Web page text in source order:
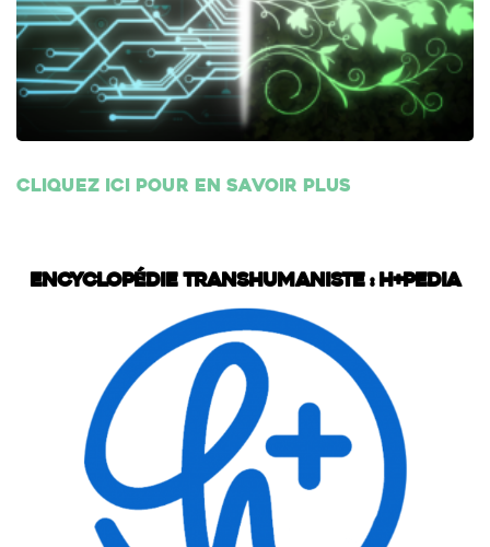
Cliquez ici pour en savoir plus
Encyclopédie transhumaniste : H+Pedia